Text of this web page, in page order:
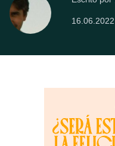
16.06.2022